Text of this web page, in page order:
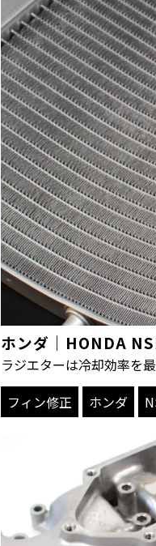
ホンダ｜HONDA
ラジエターは冷却効率を
フィン修正
ホンダ